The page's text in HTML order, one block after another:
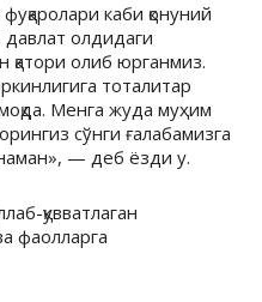
каби қонуний
давлат олдидаги
олиб юрганмиз.
тоталитар
Менга жуда муҳим
сўнги ғалабамизга
— деб ёзди у.
қувватлаган
фаолларга